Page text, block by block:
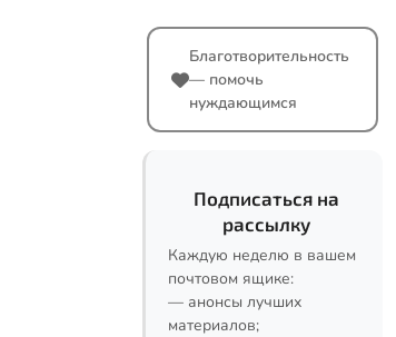
Благотворительность
— помочь
нуждающимся
Подписаться на
рассылку
Каждую неделю в вашем
почтовом ящике:
— анонсы лучших
материалов;